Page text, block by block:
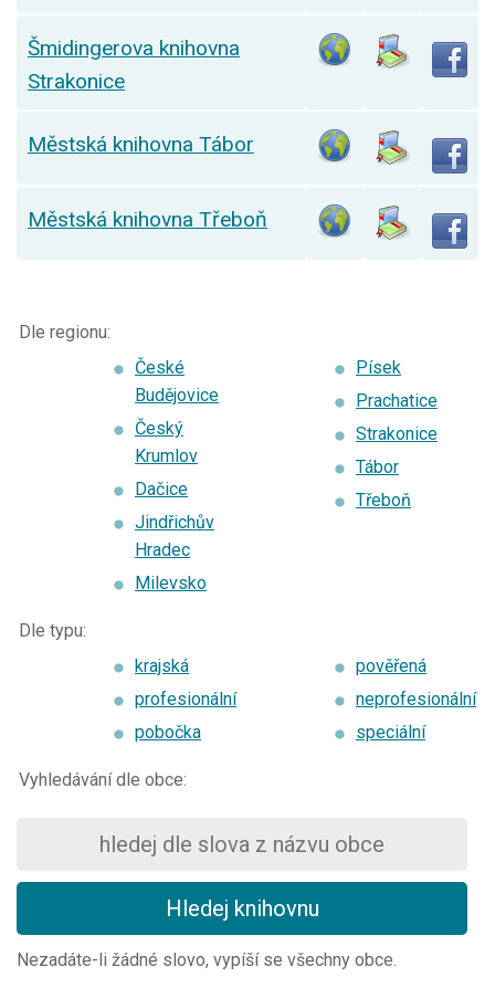
Šmidingerova knihovna
Strakonice
Městská knihovna Tábor
Městská knihovna Třeboň
Dle regionu:
České
Budějovice
Český
Krumlov
Dačice
Jindřichův
Hradec
Milevsko
Písek
Prachatice
Strakonice
Tábor
Třeboň
Dle typu:
krajská
profesionální
pobočka
pověřená
neprofesionální
speciální
Vyhledávání dle obce:
Nezadáte-li žádné slovo, vypíší se všechny obce.